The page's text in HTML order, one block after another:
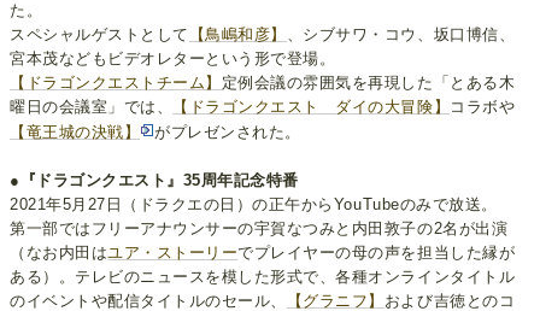
た。
スペシャルゲストとして
【鳥嶋和彦】 、シブサワ・コウ、坂口博信、
宮本茂などもビデオレターという形で登場。
【ドラゴンクエストチーム】 定例会議の雰囲気を再現した「とある木
曜日の会議室」では、
【ドラゴンクエスト ダイの大冒険】
コラボや
【竜王城の決戦】
がプレゼンされた。
●『ドラゴンクエスト』35周年記念特番
2021年5月27日（ドラクエの日）の正午からYouTubeのみで放送。
第一部ではフリーアナウンサーの宇賀なつみと内田敦子の2名が出演
（なお内田はユア・ストーリーでプレイヤーの母の声を担当した縁が
ある）。テレビのニュースを模した形式で、各種オンラインタイトル
のイベントや配信タイトルのセール、
【グラニフ】 および吉徳とのコ